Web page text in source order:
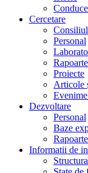
Cercetare
Personal
Proiecte
Articole
Dezvoltare
Personal
Baze
Rapoarte
Informatii de